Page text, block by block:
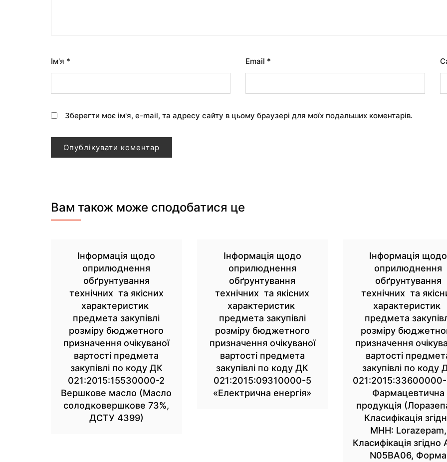
Ім'я * Email *
Зберегти моє ім'я, e-mail, та адресу сайту в цьому браузері для моїх подальших коментарів.
Вам також може сподобатися це
Інформація щодо
оприлюднення
обґрунтування
технічних та якісних
характеристик
предмета закупівлі
розміру бюджетного
призначення очікуваної
вартості предмета
закупівлі по коду ДК
021:2015:15530000-2
Вершкове масло (Масло
солодковершкове 73%,
ДСТУ 4399)
Інформація щодо
оприлюднення
обґрунтування
технічних та якісних
характеристик
предмета закупівлі
розміру бюджетного
призначення очікуваної
вартості предмета
закупівлі по коду ДК
021:2015:09310000-5
«Електрична енергія»
Інформація щодо
оприлюднення
обґрунтування
технічних та
характеристик
предмета
розміру
призначення
вартості
закупівлі по коду
Фармацевтична
продукція
Класифікація
МНН: Lorazepam,
Класифікація згідно
N05BA06, Форма